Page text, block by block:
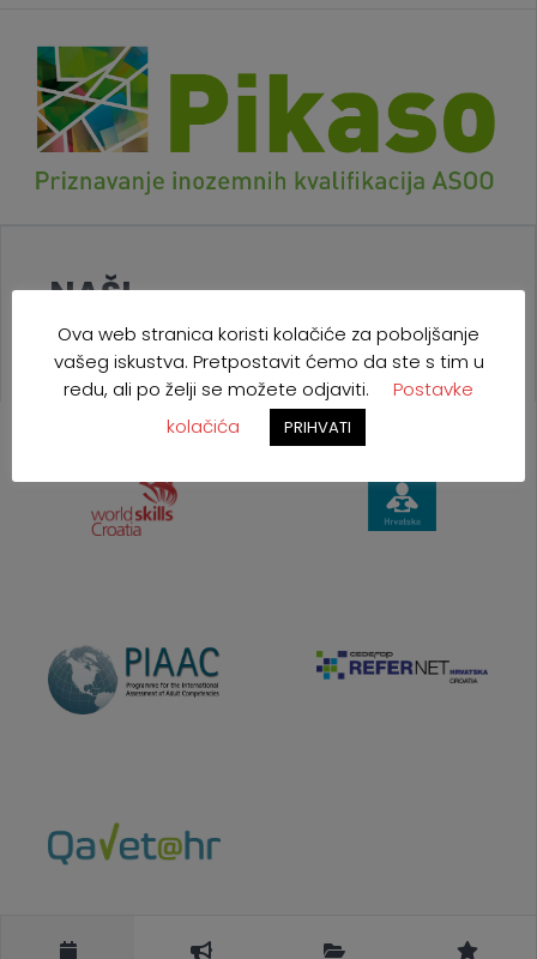
NAŠI
PROJEKTI
Ova web stranica koristi kolačiće za poboljšanje
vašeg iskustva. Pretpostavit ćemo da ste s tim u
redu, ali po želji se možete odjaviti.
Postavke
kolačića
PRIHVATI